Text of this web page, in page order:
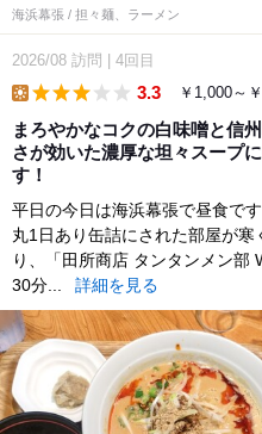
海浜幕張 / 担々麺、ラーメン
2026/08 訪問 4回目
3.3 ￥1,000～
まろやかなコクの白味噌と信
さが効いた濃厚な坦々スープ
す！
平日の今日は海浜幕張で昼食で
丸1日あり缶詰にされた部屋が
り、「田所商店 タンタンメン部
30分...
詳細を見る